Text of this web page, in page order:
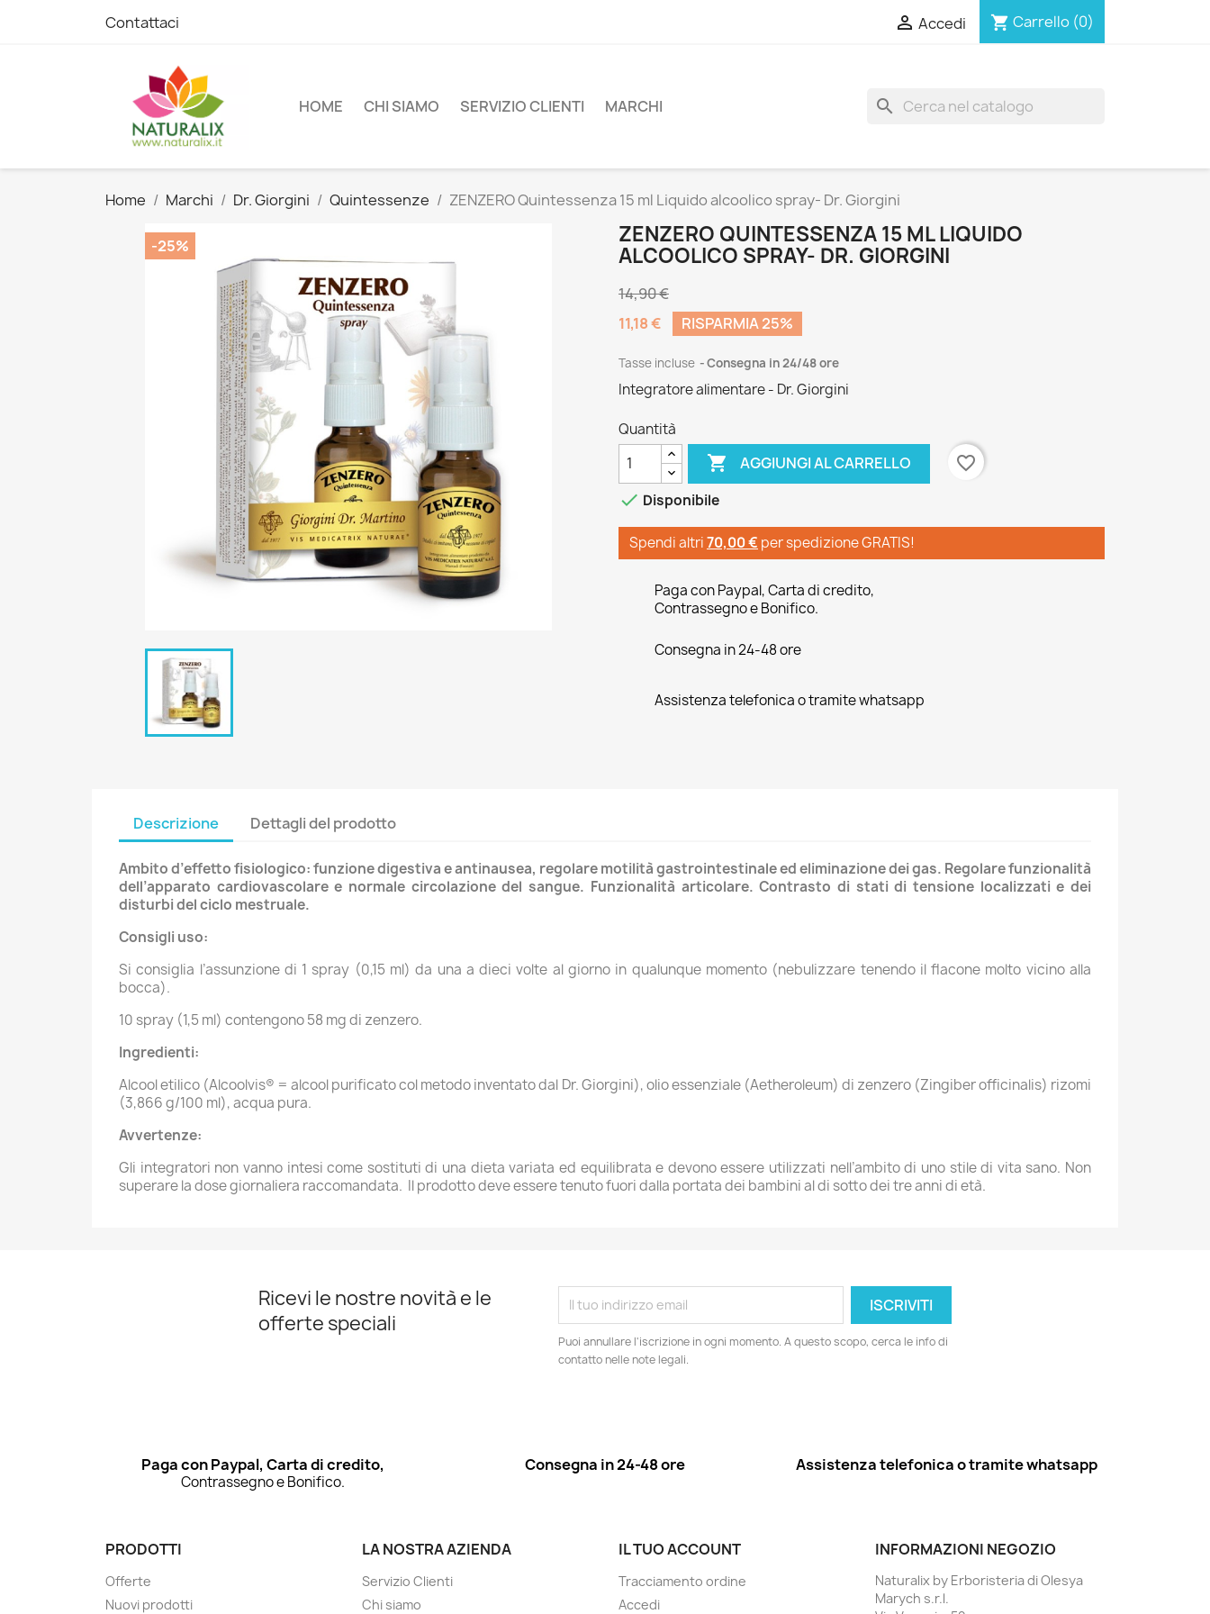
Contattaci  Accedi shopping_cart Carrello (0)
HOME CHI SIAMO SERVIZIO CLIENTI MARCHI search
Home Marchi Dr. Giorgini Quintessenze ZENZERO Quintessenza 15 ml Liquido alcoolico spray- Dr. Giorgini
-25%
ZENZERO QUINTESSENZA 15 ML LIQUIDO
ALCOOLICO SPRAY- DR. GIORGINI
14,90 €
11,18 €
RISPARMIA 25%
Tasse incluse Consegna in 24/48 ore
Integratore alimentare - Dr. Giorgini
Quantità
 AGGIUNGI AL CARRELLO
favorite_border
 Disponibile
Spendi altri70,00 € per spedizione GRATIS!
Paga con Paypal, Carta di credito,
Contrassegno e Bonifico.
Consegna in 24-48 ore
Assistenza telefonica o tramite whatsapp
Descrizione Dettagli del prodotto
Ambito d’effetto fisiologico: funzione digestiva e antinausea, regolare motilità gastrointestinale ed eliminazione dei gas. Regolare funzionalità
dell’apparato cardiovascolare e normale circolazione del sangue. Funzionalità articolare. Contrasto di stati di tensione localizzati e dei
disturbi del ciclo mestruale.
Consigli uso:
Si consiglia l’assunzione di 1 spray (0,15 ml) da una a dieci volte al giorno in qualunque momento (nebulizzare tenendo il flacone molto vicino alla
bocca).
10 spray (1,5 ml) contengono 58 mg di zenzero.
Ingredienti:
Alcool etilico (Alcoolvis® = alcool purificato col metodo inventato dal Dr. Giorgini), olio essenziale (Aetheroleum) di zenzero (Zingiber officinalis) rizomi
(3,866 g/100 ml), acqua pura.
Avvertenze:
Gli integratori non vanno intesi come sostituti di una dieta variata ed equilibrata e devono essere utilizzati nell’ambito di uno stile di vita sano. Non
superare la dose giornaliera raccomandata. Il prodotto deve essere tenuto fuori dalla portata dei bambini al di sotto dei tre anni di età.
Ricevi le nostre novità e le
offerte speciali
Puoi annullare l'iscrizione in ogni momento. A questo scopo, cerca le info di
contatto nelle note legali.
Paga con Paypal, Carta di credito,
Contrassegno e Bonifico.
Consegna in 24-48 ore Assistenza telefonica o tramite whatsapp
PRODOTTI
Offerte
Nuovi prodotti
LA NOSTRA AZIENDA
Servizio Clienti
Chi siamo
IL TUO ACCOUNT
Tracciamento ordine
Accedi
INFORMAZIONI NEGOZIO
Naturalix by Erboristeria di Olesya
Marych s.r.l.